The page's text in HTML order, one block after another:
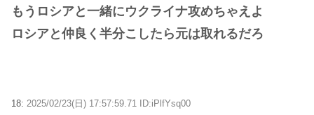
もうロシアと一緒にウクライナ攻めちゃえよ
ロシアと仲良く半分こしたら元は取れるだろ
18: 2025/02/23(日) 17:57:59.71 ID:iPlfYsq00